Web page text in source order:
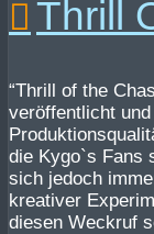
Thrill
“Thrill of the
veröffentlicht
die Kygo`s Fans
sich jedoch
kreativer
diesen Weckruf